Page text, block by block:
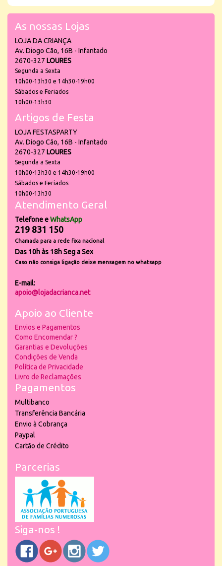
As nossas Lojas
LOJA DA CRIANÇA
Av. Diogo Cão, 16B - Infantado
2670-327 LOURES
Segunda a Sexta
10h00-13h30 e 14h30-19h00
Sábados e Feriados
10h00-13h30
Artigos de Festa
LOJA FESTASPARTY
Av. Diogo Cão, 16B - Infantado
2670-327 LOURES
Segunda a Sexta
10h00-13h30 e 14h30-19h00
Sábados e Feriados
10h00-13h30
Atendimento Geral
Telefone eWhatsApp
219 831 150
Chamada para a rede fixa nacional
Das 10h às 18h Seg a Sex
Caso não consiga ligação deixe mensagem no whatsapp
E-mail:
apoio@lojadacrianca.net
Apoio ao Cliente
Envios e Pagamentos
Como Encomendar ?
Garantias e Devoluções
Condições de Venda
Política de Privacidade
Livro de Reclamações
Pagamentos
Multibanco
Transferência Bancária
Envio à Cobrança
Paypal
Cartão de Crédito
Parcerias
Siga-nos !